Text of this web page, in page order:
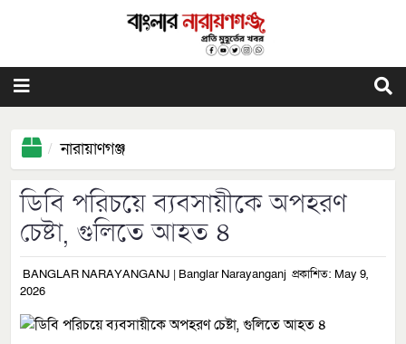
নারায়াণগঞ্জ
ডিবি পরিচয়ে ব্যবসায়ীকে অপহরণ
চেষ্টা, গুলিতে আহত ৪
BANGLAR NARAYANGANJ | Banglar Narayanganj প্রকাশিত: May 9,
2026